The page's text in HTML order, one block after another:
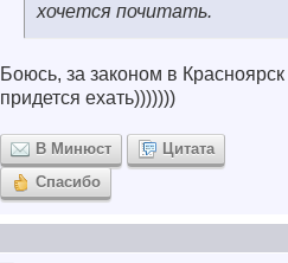
хочется почитать.
Боюсь, за законом в Красноярск
придется ехать)))))))
В Минюст
Цитата
Спасибо